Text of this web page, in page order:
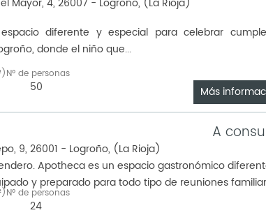
Mayor, 4, 26007 - Logroño, (La Rioja)
diferente y especial para celebrar
donde el niño que...
Nº de personas
50 Más
A
9, 26001 - Logroño, (La Rioja)
Apotheca es un espacio gastronómico
y preparado para todo tipo de reuniones
Nº de personas
24